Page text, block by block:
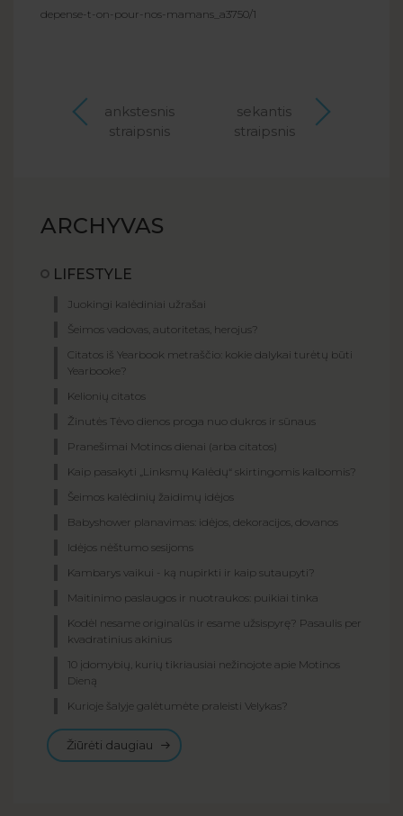
depense-t-on-pour-nos-mamans_a3750/1
ankstesnis
straipsnis
sekantis
straipsnis
ARCHYVAS
LIFESTYLE
Juokingi kalėdiniai užrašai
Šeimos vadovas, autoritetas, herojus?
Citatos iš Yearbook metraščio: kokie dalykai turėtų būti
Yearbooke?
Kelionių citatos
Žinutės Tėvo dienos proga nuo dukros ir sūnaus
Pranešimai Motinos dienai (arba citatos)
Kaip pasakyti „Linksmų Kalėdų“ skirtingomis kalbomis?
Šeimos kalėdinių žaidimų idėjos
Babyshower planavimas: idėjos, dekoracijos, dovanos
Idėjos nėštumo sesijoms
Kambarys vaikui - ką nupirkti ir kaip sutaupyti?
Maitinimo paslaugos ir nuotraukos: puikiai tinka
Kodėl nesame originalūs ir esame užsispyrę? Pasaulis per
kvadratinius akinius
10 įdomybių, kurių tikriausiai nežinojote apie Motinos
Dieną
Kurioje šalyje galėtumėte praleisti Velykas?
Žiūrėti daugiau